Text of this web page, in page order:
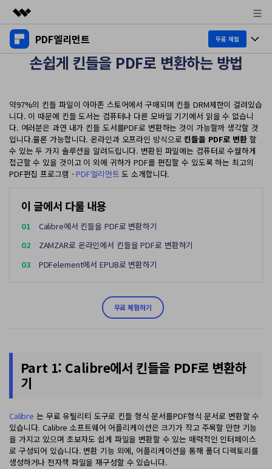
주요 제품
AIGC 크리에이티비티
비즈니스
솔루션
회사 소개
뉴스룸
플랜 및 가격
PDF엘리먼트 무료 체험
제품 투어
데스크탑
Windows용
Mac용
모바일 앱
Android용
클라우드
문서 클라우드
PDF 병합
PDF 회전
기타 온라인 도구
제품 기능
교육용
PDF 읽기
PDF 주석 달기
PDF 생성
PDF 병합
전문용
PDF 서명
PDF 보호
AI PDF
PDF와 채팅하기
AI PDF 번역기
AI 문법 검사기
이미지와 채팅하기
AI 콘텐츠 탐지기
문서와 채팅하기
AI 지원 센터
비즈니스
최신 버전 업그레이드
새로운 기능
고객 지원
무료 다운로드
손쉽게 킨들을 PDF로 변환하는 방법
약97%의 킨들 파일이 아마존 스토어에서 구매되며 킨들 DRM제한이 걸려있습
니다. 이 때문에 킨들 도서는 컴퓨터나 다른 모바일 기기에서 읽을 수 없습니
다. 여러분은 과연 내가 킨들 도서를PDF로 변환하는 것이 가능할까 생각할 것
입니다.물론 가능합니다. 온라인과 오프라인 방식으로킨들을 PDF로 변환할
수 있는 두 가지 솔루션을 알려드립니다. 변환된 파일에는 컴퓨터로 수월하게
접근할 수 있을 것이고 이 외에 귀하가 PDF를 편집할 수 있도록 하는 최고의
PDF편집 프로그램 -PDF엘리먼트 도 소개합니다.
이 글에서 다룰 내용
01
Calibre에서 킨들을 PDF로 변환하기
02
ZAMZAR로 온라인에서 킨들을 PDF로 변환하기
03
PDFelement에서 EPUB로 변환하기
무료 체험하기
Part 1: Calibre에서 킨들을 PDF로 변환하
기
Calibre 는 무료 유틸리티 도구로 킨들 형식 문서를PDF형식 문서로 변환할 수
있습니다. Calibre 소프트웨어 어플리케이션은 크기가 작고 주목할 만한 기능
을 가지고 있으며 초보자도 쉽게 파일을 변환할 수 있는 매력적인 인터페이스
로 구성되어 있습니다. 변환 기능 외에, 어플리케이션을 통해 폴더 디렉토리를
생성하거나 전자책 파일을 재구성할 수 있습니다.